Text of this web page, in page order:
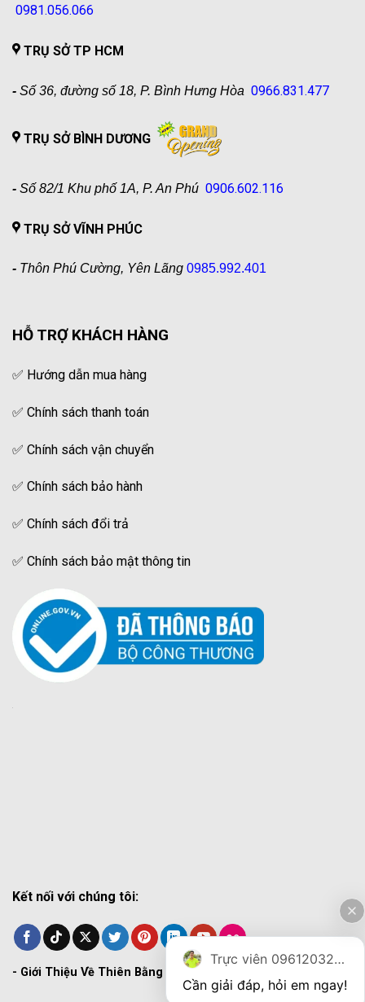
0981.056.066
TRỤ SỞ TP HCM
- Số 36, đường số 18, P. Bình Hưng Hòa 0966.831.477
TRỤ SỞ BÌNH DƯƠNG
- Số 82/1 Khu phố 1A, P. An Phú 0906.602.116
TRỤ SỞ VĨNH PHÚC
- Thôn Phú Cường, Yên Lãng 0985.992.401
HỖ TRỢ KHÁCH HÀNG
✅ Hướng dẫn mua hàng
✅ Chính sách thanh toán
✅ Chính sách vận chuyển
✅ Chính sách bảo hành
✅ Chính sách đổi trả
✅ Chính sách bảo mật thông tin
Kết nối với chúng tôi:
- Giới Thiệu Về Thiên Bằng
Trực viên 0961203270
Cần giải đáp, hỏi em ngay!